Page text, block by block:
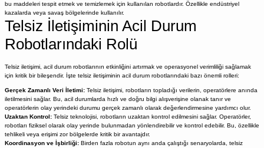
bu maddeleri tespit etmek ve temizlemek için kullanılan robotlardır. Özellikle endüstriyel
kazalarda veya savaş bölgelerinde kullanılır.
Telsiz İletişiminin Acil Durum
Robotlarındaki Rolü
Telsiz iletişimi, acil durum robotlarının etkinliğini artırmak ve operasyonel verimliliği sağlamak
için kritik bir bileşendir. İşte telsiz iletişiminin acil durum robotlarındaki bazı önemli rolleri:
Gerçek Zamanlı Veri İletimi: Telsiz iletişimi, robotların topladığı verilerin, operatörlere anında
iletilmesini sağlar. Bu, acil durumlarda hızlı ve doğru bilgi alışverişine olanak tanır ve
operatörlerin olay yerindeki durumu gerçek zamanlı olarak değerlendirmesine yardımcı olur.
Uzaktan Kontrol: Telsiz teknolojisi, robotların uzaktan kontrol edilmesini sağlar. Operatörler,
robotları fiziksel olarak olay yerinde bulunmadan yönlendirebilir ve kontrol edebilir. Bu, özellikle
tehlikeli veya erişimi zor bölgelerde kritik bir avantajdır.
Koordinasyon ve İşbirliği: Birden fazla robotun aynı anda çalıştığı senaryolarda, telsiz